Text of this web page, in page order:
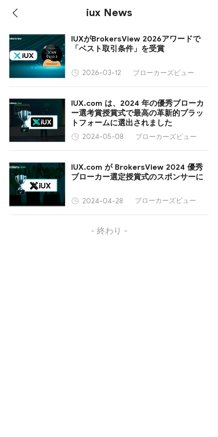
iux News
IUXがBrokersView 2026アワードで
「ベスト取引条件」を受賞
2026-03-12 ブローカーズビュー
IUX.com は、2024 年の優秀ブローカ
ー選考賞授賞式で最高の革新的プラッ
トフォームに選出されました
2024-05-08 ブローカーズビュー
IUX.com が BrokersView 2024 優秀
ブローカー選定授賞式のスポンサーに
2024-04-28 ブローカーズビュー
- 終わり -